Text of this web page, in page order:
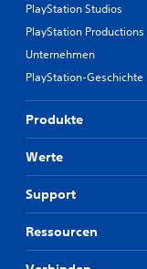
PlayStation Studios
PlayStation Productions
Unternehmen
PlayStation-Geschichte
Produkte
Werte
Support
Ressourcen